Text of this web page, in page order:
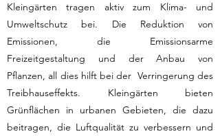
Kleingärten tragen aktiv zum Klima- und
Umweltschutz bei. Die Reduktion von
Emissionen, die Emissionsarme
Freizeitgestaltung und der Anbau von
Pflanzen, all dies hilft bei der Verringerung des
Treibhauseffekts. Kleingärten bieten
Grünflächen in urbanen Gebieten, die dazu
beitragen, die Luftqualität zu verbessern und